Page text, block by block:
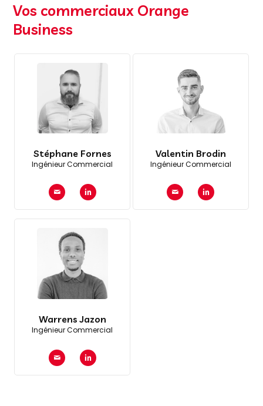
Vos commerciaux Orange
Business
Stéphane Fornes
Ingénieur Commercial
Valentin Brodin
Ingénieur Commercial
Warrens Jazon
Ingénieur Commercial